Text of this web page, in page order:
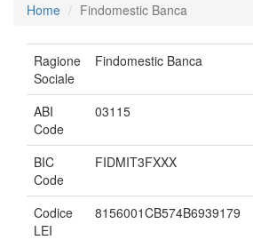
Home Findomestic Banca
Ragione
Sociale
Findomestic Banca
ABI
Code
03115
BIC
Code
FIDMIT3FXXX
Codice
LEI
8156001CB574B6939179